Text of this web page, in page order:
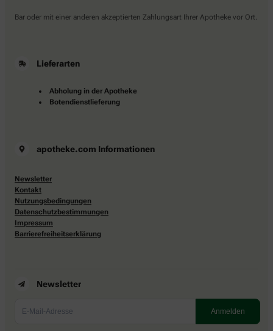
Bar oder mit einer anderen akzeptierten Zahlungsart Ihrer Apotheke vor Ort.
Lieferarten
Abholung in der Apotheke
Botendienstlieferung
apotheke.com Informationen
Newsletter
Kontakt
Nutzungsbedingungen
Datenschutzbestimmungen
Impressum
Barrierefreiheitserklärung
Newsletter